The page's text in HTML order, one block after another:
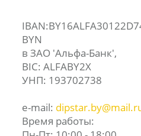
BYN
в ЗАО 'Альфа-Банк',
BIC: ALFABY2X
УНП: 193702738
e-mail:
Время работы: